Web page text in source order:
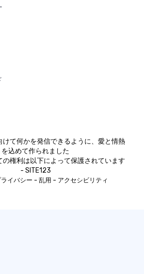
て何かを発信できるように、愛と情熱
を込めて作られました
権利は以下によって保護されています
- SITE123
ライバシー - 乱用 - アクセシビリティ